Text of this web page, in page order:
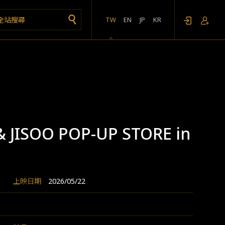
TW EN JP KR
JISOO POP-UP STORE in
上映日期 2026/05/22